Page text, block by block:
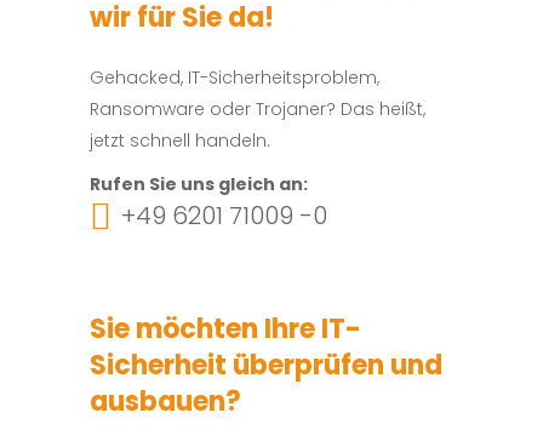
wir für Sie da!
Gehacked, IT-Sicherheitsproblem,
Ransomware oder Trojaner? Das heißt,
jetzt schnell handeln.
Rufen Sie uns gleich an:
+49 6201 71009 -0
Sie möchten Ihre IT-
Sicherheit überprüfen und
ausbauen?